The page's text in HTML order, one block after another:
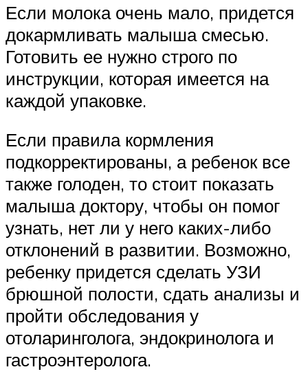
Если молока очень мало, придется
докармливать малыша смесью.
Готовить ее нужно строго по
инструкции, которая имеется на
каждой упаковке.
Если правила кормления
подкорректированы, а ребенок все
также голоден, то стоит показать
малыша доктору, чтобы он помог
узнать, нет ли у него каких-либо
отклонений в развитии. Возможно,
ребенку придется сделать УЗИ
брюшной полости, сдать анализы и
пройти обследования у
отоларинголога, эндокринолога и
гастроэнтеролога.